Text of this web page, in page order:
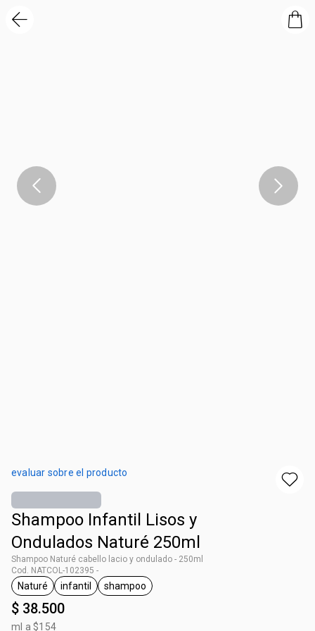
evaluar sobre el producto
Shampoo Infantil Lisos y
Ondulados Naturé 250ml
Shampoo Naturé cabello lacio y ondulado - 250ml
Cod. NATCOL-102395 -
general.tag Naturé
Naturé
general.tag infantil
infantil
general.tag shampoo
shampoo
$ 38.500
ml a $154